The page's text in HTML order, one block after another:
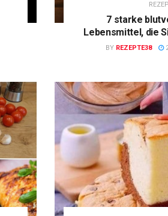
7 starke
Lebensmittel, die
BY REZEPTE38